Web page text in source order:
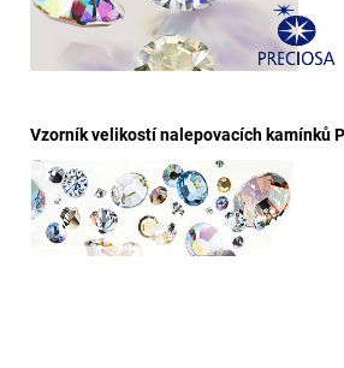
Vzorník velikostí nalepovacích kamínků